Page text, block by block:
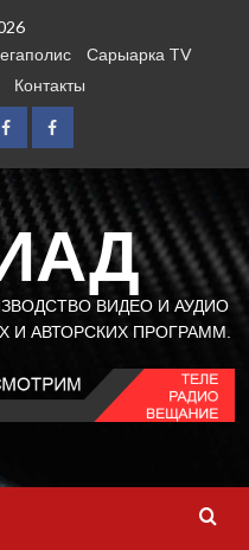
Сарыарка TV
Контакты
FB1 FB2
ВИДЕО И АУДИО
АВТОРСКИХ ПРОГРАММ.